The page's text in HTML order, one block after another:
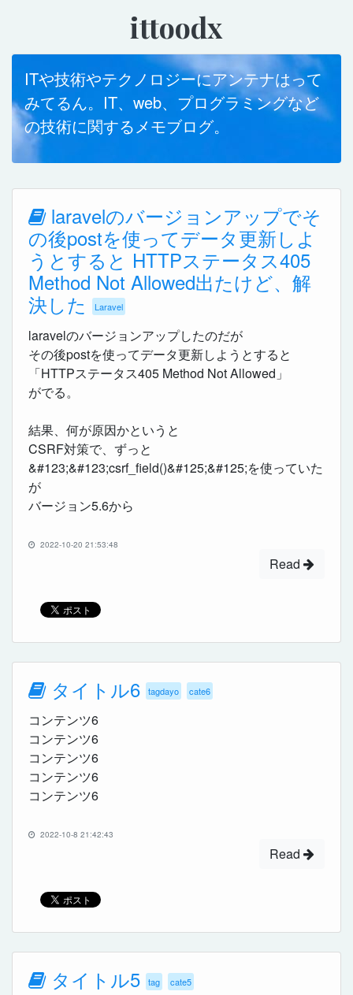
ittoodx
ITや技術やテクノロジーにアンテナはって
みてるん。IT、web、プログラミングなど
の技術に関するメモブログ。
laravelのバージョンアップでそ
の後postを使ってデータ更新しよ
うとすると HTTPステータス405
Method Not Allowed出たけど、解
決した
Laravel
laravelのバージョンアップしたのだが
その後postを使ってデータ更新しようとすると
「HTTPステータス405 Method Not Allowed」
がでる。
結果、何が原因かというと
CSRF対策で、ずっと
&#123;&#123;csrf_field()&#125;&#125;を使っていた
が
バージョン5.6から
2022-10-20 21:53:48
Read
タイトル6 tagdayo cate6
コンテンツ6
コンテンツ6
コンテンツ6
コンテンツ6
コンテンツ6
2022-10-8 21:42:43
Read
タイトル5 tag cate5